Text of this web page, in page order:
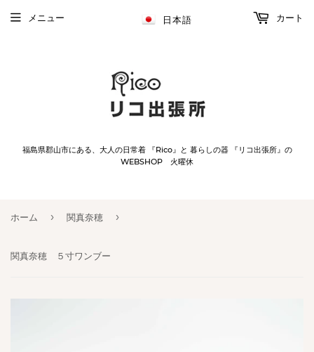
福島県郡山市にある、大人の日常着 『Rico』と 暮らしの器 『リコ出張所』の
WEBSHOP 火曜休
日本語
メニュー カート
ホーム › 関真奈穂 ›
関真奈穂 ５寸ワンブー